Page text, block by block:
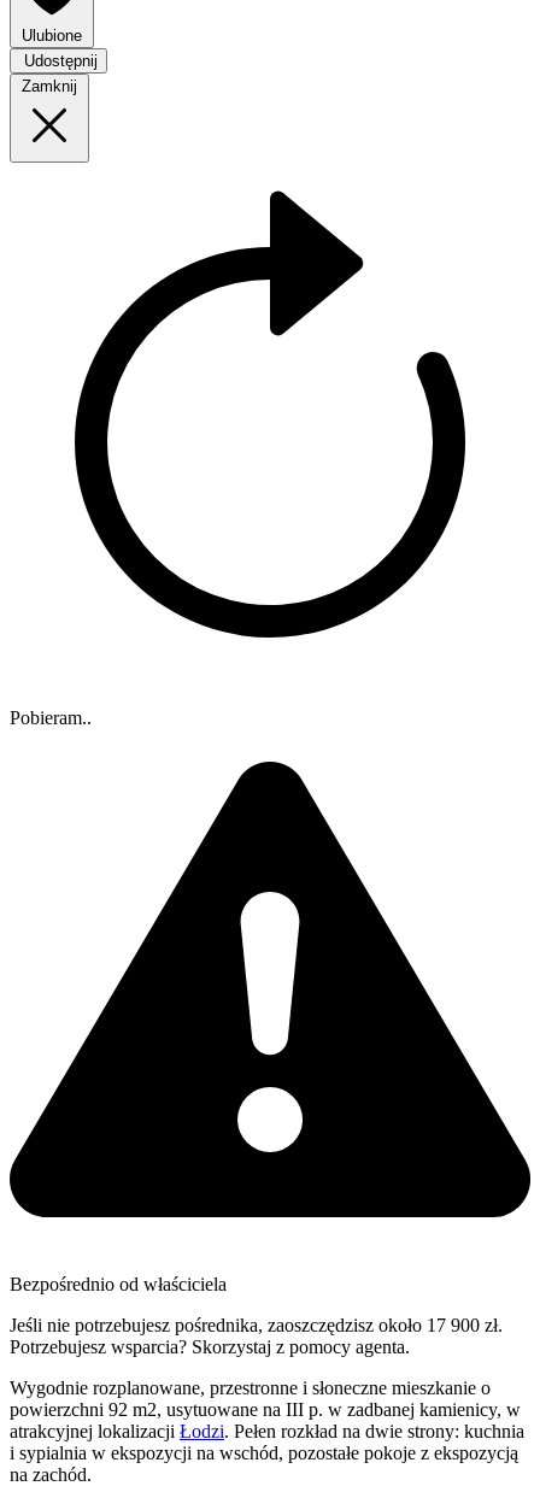
Ulubione
Udostępnij
Zamknij
Pobieram..
Bezpośrednio od właściciela
Jeśli nie potrzebujesz pośrednika, zaoszczędzisz około 17 900 zł.
Potrzebujesz wsparcia? Skorzystaj z pomocy agenta.
Wygodnie rozplanowane, przestronne i słoneczne mieszkanie o
powierzchni 92 m2, usytuowane na III p. w zadbanej kamienicy, w
atrakcyjnej lokalizacji Łodzi. Pełen rozkład na dwie strony: kuchnia
i sypialnia w ekspozycji na wschód, pozostałe pokoje z ekspozycją
na zachód.